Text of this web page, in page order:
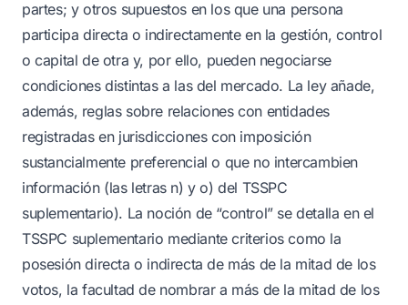
partes; y otros supuestos en los que una persona
participa directa o indirectamente en la gestión, control
o capital de otra y, por ello, pueden negociarse
condiciones distintas a las del mercado. La ley añade,
además, reglas sobre relaciones con entidades
registradas en jurisdicciones con imposición
sustancialmente preferencial o que no intercambien
información (las letras n) y o) del TSSPC
suplementario). La noción de “control” se detalla en el
TSSPC suplementario mediante criterios como la
posesión directa o indirecta de más de la mitad de los
votos, la facultad de nombrar a más de la mitad de los